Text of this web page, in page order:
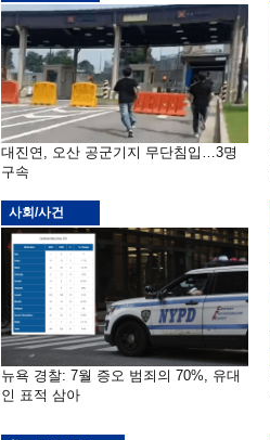
대진연, 오산 공군기지 무단침입…3명
구속
사회/사건
뉴욕 경찰: 7월 증오 범죄의 70%, 유대
인 표적 삼아